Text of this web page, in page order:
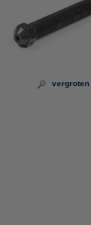
vergroten